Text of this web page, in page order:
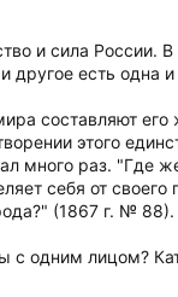
и сила России.
другое есть
составляют
этого
много раз. "Где
себя от
(1867 г. № 88).
с одним лицом?